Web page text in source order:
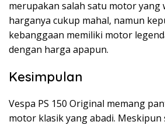
merupakan salah satu motor yang
harganya cukup mahal, namun
kebanggaan memiliki motor
dengan harga apapun.
Kesimpulan
Vespa PS 150 Original memang
motor klasik yang abadi.